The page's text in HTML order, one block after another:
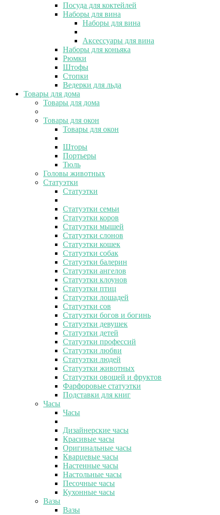
Посуда для коктейлей
Наборы для вина
Наборы для вина
Аксессуары для вина
Наборы для коньяка
Рюмки
Штофы
Стопки
Ведерки для льда
Товары для дома
Товары для дома
Товары для окон
Товары для окон
Шторы
Портьеры
Тюль
Головы животных
Статуэтки
Статуэтки
Статуэтки семьи
Статуэтки коров
Статуэтки мышей
Статуэтки слонов
Статуэтки кошек
Статуэтки собак
Статуэтки балерин
Статуэтки ангелов
Статуэтки клоунов
Статуэтки птиц
Статуэтки лошадей
Статуэтки сов
Статуэтки богов и богинь
Статуэтки девушек
Статуэтки детей
Статуэтки профессий
Статуэтки любви
Статуэтки людей
Статуэтки животных
Статуэтки овощей и фруктов
Фарфоровые статуэтки
Подставки для книг
Часы
Часы
Дизайнерские часы
Красивые часы
Оригинальные часы
Кварцевые часы
Настенные часы
Настольные часы
Песочные часы
Кухонные часы
Вазы
Вазы